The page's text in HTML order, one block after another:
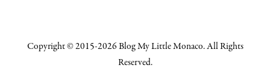
Copyright © 2015-2026 Blog My Little Monaco. All Rights
Reserved.